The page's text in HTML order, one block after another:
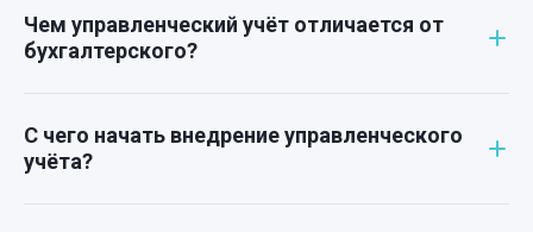
Чем управленческий учёт отличается от
бухгалтерского?
С чего начать внедрение управленческого
учёта?